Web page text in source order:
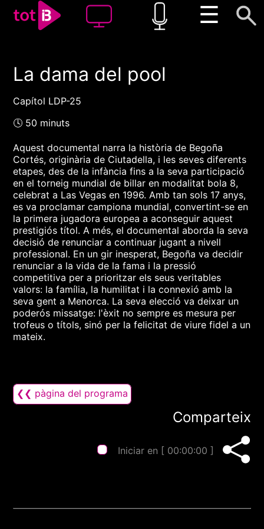
☰
00:00 00:00
La dama del pool
Capítol LDP-25
🕓 50 minuts
Aquest documental narra la història de Begoña
Cortés, originària de Ciutadella, i les seves diferents
etapes, des de la infància fins a la seva participació
en el torneig mundial de billar en modalitat bola 8,
celebrat a Las Vegas en 1996. Amb tan sols 17 anys,
es va proclamar campiona mundial, convertint-se en
la primera jugadora europea a aconseguir aquest
prestigiós títol. A més, el documental aborda la seva
decisió de renunciar a continuar jugant a nivell
professional. En un gir inesperat, Begoña va decidir
renunciar a la vida de la fama i la pressió
competitiva per a prioritzar els seus veritables
valors: la família, la humilitat i la connexió amb la
seva gent a Menorca. La seva elecció va deixar un
poderós missatge: l'èxit no sempre es mesura per
trofeus o títols, sinó per la felicitat de viure fidel a un
mateix.
❮❮ pàgina del programa
Comparteix
Iniciar en [ 00:00:00 ]